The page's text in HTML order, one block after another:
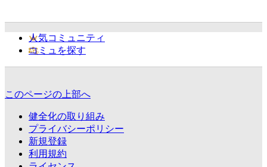
人気コミュニティ
コミュを探す
このページの上部へ
健全化の取り組み
プライバシーポリシー
新規登録
利用規約